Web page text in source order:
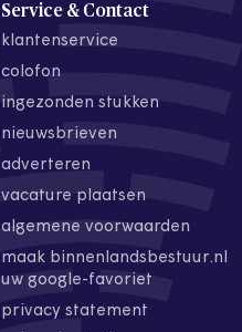
Service & Contact
klantenservice
colofon
ingezonden stukken
nieuwsbrieven
adverteren
vacature plaatsen
algemene voorwaarden
maak binnenlandsbestuur.nl
uw google-favoriet
privacy statement